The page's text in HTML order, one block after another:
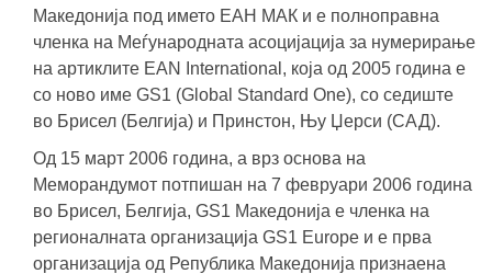
Македонија под името ЕАН МАК и е полноправна
членка на Меѓународната асоцијација за нумерирање
на артиклите EAN International, која од 2005 година е
со ново име GS1 (Global Standard One), со седиште
во Брисел (Белгија) и Принстон, Њу Џерси (САД).
Од 15 март 2006 година, а врз основа на
Меморандумот потпишан на 7 февруари 2006 година
во Брисел, Белгија, GS1 Македонија е членка на
регионалната организација GS1 Europe и е прва
организација од Република Македонија признаена